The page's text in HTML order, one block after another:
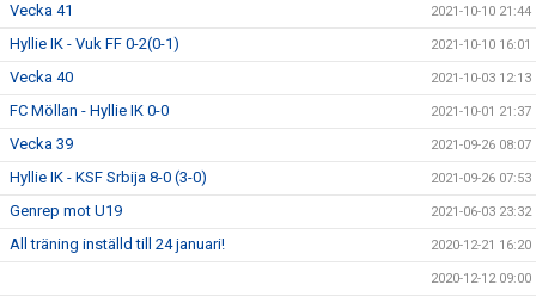
Vecka 41 2021-10-10 21:44
Hyllie IK - Vuk FF 0-2(0-1) 2021-10-10 16:01
Vecka 40 2021-10-03 12:13
FC Möllan - Hyllie IK 0-0 2021-10-01 21:37
Vecka 39 2021-09-26 08:07
Hyllie IK - KSF Srbija 8-0 (3-0) 2021-09-26 07:53
Genrep mot U19 2021-06-03 23:32
All träning inställd till 24 januari! 2020-12-21 16:20
2020-12-12 09:00